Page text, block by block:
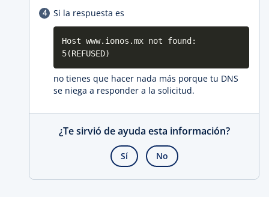
Si la respuesta es
Host www.ionos.mx not found:
5(REFUSED)
no tienes que hacer nada más porque tu DNS
se niega a responder a la solicitud.
¿Te sirvió de ayuda esta información?
Sí No